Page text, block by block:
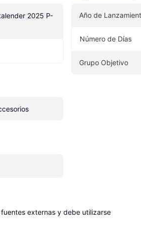
2025 P-
Año de
Número de Días
Grupo Objetivo
externas y debe utilizarse